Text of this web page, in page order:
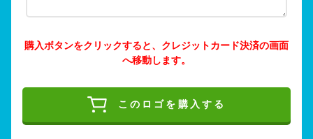
購入ボタンをクリックすると、クレジットカード決済の画面
へ移動します。
このロゴを購入する